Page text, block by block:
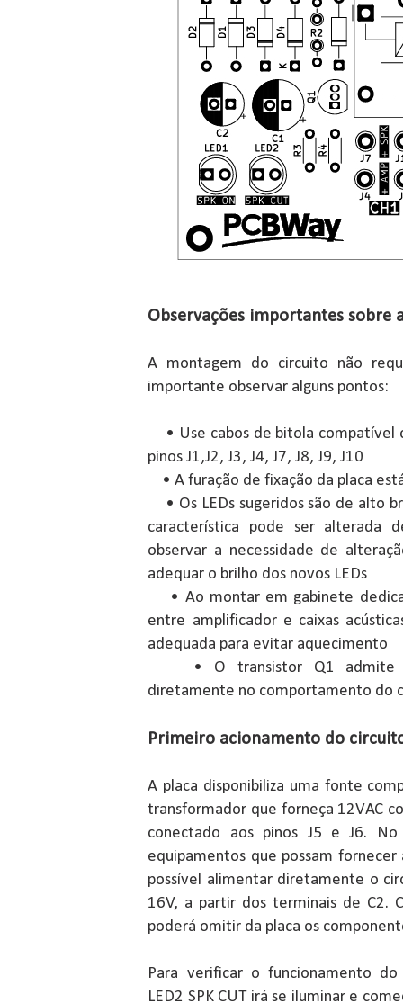
Observações importantes sobre
A montagem do circuito não
importante observar alguns pontos:
• Use cabos de bitola compatível
pinos J1,J2, J3, J4, J7, J8, J9, J10
• A furação de fixação da placa
• Os LEDs sugeridos são de alto
característica pode ser alterada
observar a necessidade de
adequar o brilho dos novos LEDs
• Ao montar em gabinete
entre amplificador e caixas
adequada para evitar aquecimento
• O transistor Q1 admite
diretamente no comportamento do
Primeiro acionamento do
A placa disponibiliza uma fonte
transformador que forneça 12VAC
conectado aos pinos J5 e J6.
equipamentos que possam
possível alimentar diretamente o
16V, a partir dos terminais de C2.
poderá omitir da placa os
Para verificar o funcionamento
LED2 SPK CUT irá se iluminar e